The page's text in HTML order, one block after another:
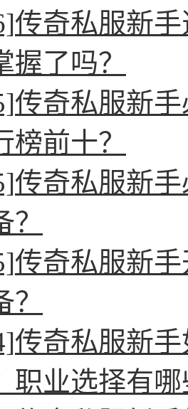
传奇私服新
握了吗？
传奇私服新
榜前十？
传奇私服新
传奇私服新
传奇私服新
职业选择有